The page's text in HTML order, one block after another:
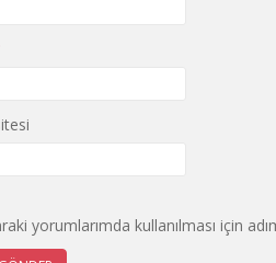
yorumlarımda kullanılması için